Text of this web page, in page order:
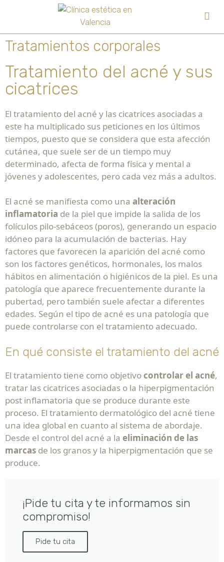
Tratamientos corporales
Tratamiento del acné y sus
cicatrices
El tratamiento del acné y las cicatrices asociadas a
este ha multiplicado sus peticiones en los últimos
tiempos, puesto que se considera que esta afección
cutánea, que suele ser de un tiempo muy
determinado, afecta de forma física y mental a
jóvenes y adolescentes, pero cada vez más a adultos.
El acné se manifiesta como una alteración
inflamatoria de la piel que impide la salida de los
folículos pilo-sebáceos (poros), generando un espacio
idóneo para la acumulación de bacterias. Hay
factores que favorecen la aparición del acné como
son los factores genéticos, hormonales, los malos
hábitos en alimentación o higiénicos de la piel. Es una
patología que aparece frecuentemente durante la
pubertad, pero también suele afectar a diferentes
edades. Según el tipo de acné es una patología que
puede controlarse con el tratamiento adecuado.
En qué consiste el tratamiento del acné
El tratamiento tiene como objetivocontrolar el acné,
tratar las cicatrices asociadas o la hiperpigmentación
post inflamatoria que se produce durante este
proceso. El tratamiento dermatológico del acné tiene
una idea global en cuanto al sistema de abordaje.
Desde el control del acné a la eliminación de las
marcas de los granos y la hiperpigmentación que se
produce.
¡Pide tu cita y te informamos sin
compromiso!
Pide tu cita